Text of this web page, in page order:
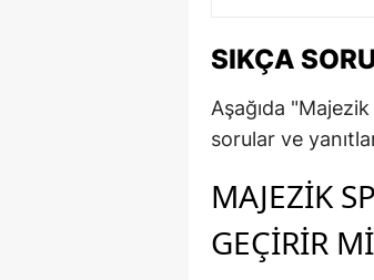
SIKÇA
Aşağıda
sorular ve
MAJEZIK
GEÇIRIR